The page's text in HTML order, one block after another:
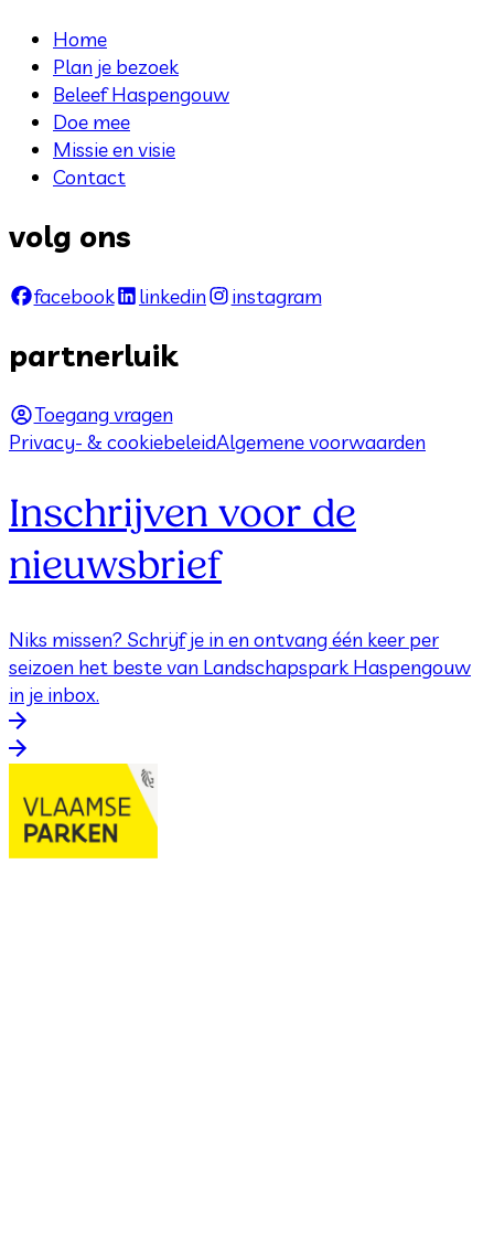
Home
Plan je bezoek
Beleef Haspengouw
Doe mee
Missie en visie
Contact
volg ons
facebook linkedin instagram
partnerluik
Toegang vragen
Privacy- & cookiebeleidAlgemene voorwaarden
Inschrijven voor de
nieuwsbrief
Niks missen? Schrijf je in en ontvang één keer per
seizoen het beste van Landschapspark Haspengouw
in je inbox.